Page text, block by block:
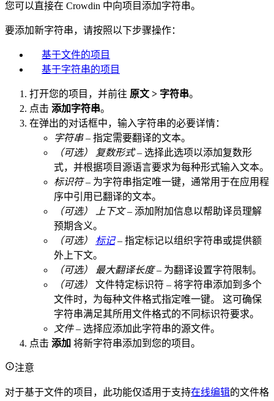
您可以直接在 Crowdin 中向项目添加字符串。
要添加新字符串，请按照以下步骤操作：
基于文件的项目
基于字符串的项目
打开您的项目，并前往 原文 > 字符串。
点击 添加字符串。
在弹出的对话框中，输入字符串的必要详情：
字符串– 指定需要翻译的文本。
（可选）
复数形式– 选择此选项以添加复数形
式，并根据项目源语言要求为每种形式输入文本。
标识符– 为字符串指定唯一键，通常用于在应用程
序中引用已翻译的文本。
（可选）
上下文– 添加附加信息以帮助译员理解
预期含义。
（可选）
标记– 指定标记以组织字符串或提供额
外上下文。
（可选）
最大翻译长度– 为翻译设置字符限制。
（可选）
文件特定标识符 – 将字符串添加到多个
文件时，为每种文件格式指定唯一键。 这可确保
字符串满足其所用文件格式的不同标识符要求。
文件– 选择应添加此字符串的源文件。
点击 添加 将新字符串添加到您的项目。
注意
对于基于文件的项目，此功能仅适用于支持在线编辑的文件格